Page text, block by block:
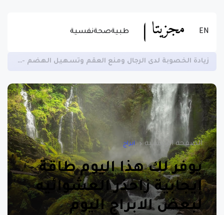
EN طبيةصحةنفسية
زيادة الخصوبة لدى الرجال ومنع العقم وتسهيل الهضم -اقرأ المزيد عن الاستخدام الصحيح للسمسم
الصفحة الرئيسية ابراج
يوفر لك هذا اليوم طاقة
إيجابية زاحذر العشوائيه
لبعض الابراج اليوم